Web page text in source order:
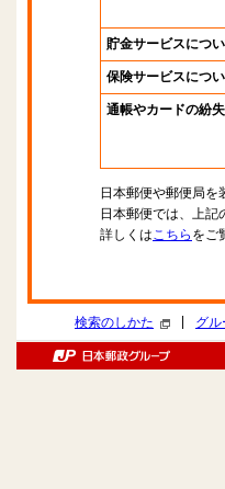
貯金サービスにつ
保険サービスにつ
通帳やカードの紛
日本郵便や郵便局
日本郵便では、上
詳しくはこちら をご
検索のしかた グ